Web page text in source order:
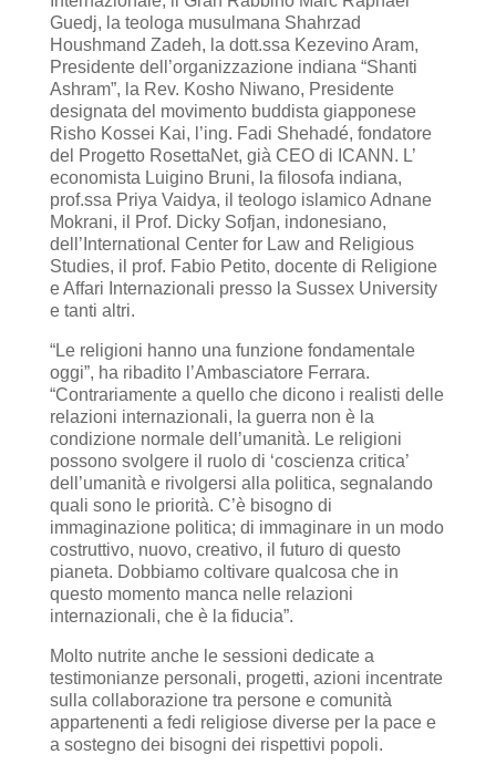
Guedj, la teologa musulmana Shahrzad
Houshmand Zadeh, la dott.ssa Kezevino Aram,
Presidente dell’organizzazione indiana “Shanti
Ashram”, la Rev. Kosho Niwano, Presidente
designata del movimento buddista giapponese
Risho Kossei Kai, l’ing. Fadi Shehadé, fondatore
del Progetto RosettaNet, già CEO di ICANN. L’
economista Luigino Bruni, la filosofa indiana,
prof.ssa Priya Vaidya, il teologo islamico Adnane
Mokrani, il Prof. Dicky Sofjan, indonesiano,
dell’International Center for Law and Religious
Studies, il prof. Fabio Petito, docente di Religione
e Affari Internazionali presso la Sussex University
e tanti altri.
“Le religioni hanno una funzione fondamentale
oggi”, ha ribadito l’Ambasciatore Ferrara.
“Contrariamente a quello che dicono i realisti delle
relazioni internazionali, la guerra non è la
condizione normale dell’umanità. Le religioni
possono svolgere il ruolo di ‘coscienza critica’
dell’umanità e rivolgersi alla politica, segnalando
quali sono le priorità. C’è bisogno di
immaginazione politica; di immaginare in un modo
costruttivo, nuovo, creativo, il futuro di questo
pianeta. Dobbiamo coltivare qualcosa che in
questo momento manca nelle relazioni
internazionali, che è la fiducia”.
Molto nutrite anche le sessioni dedicate a
testimonianze personali, progetti, azioni incentrate
sulla collaborazione tra persone e comunità
appartenenti a fedi religiose diverse per la pace e
a sostegno dei bisogni dei rispettivi popoli.